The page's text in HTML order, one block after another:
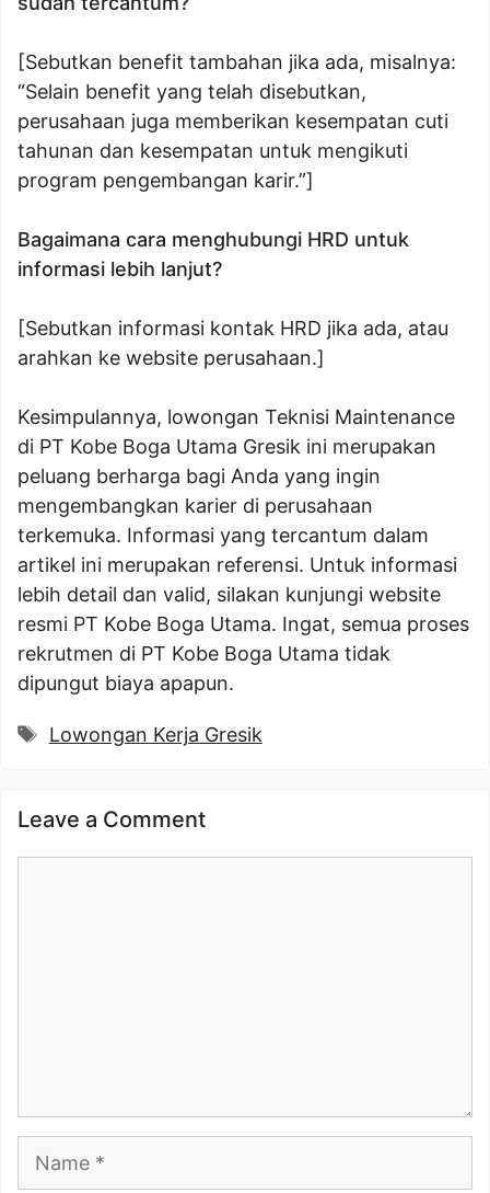
[Sebutkan benefit tambahan jika ada, misalnya:
“Selain benefit yang telah disebutkan,
perusahaan juga memberikan kesempatan cuti
tahunan dan kesempatan untuk mengikuti
program pengembangan karir.”]
Bagaimana cara menghubungi HRD untuk
informasi lebih lanjut?
[Sebutkan informasi kontak HRD jika ada, atau
arahkan ke website perusahaan.]
Kesimpulannya, lowongan Teknisi Maintenance
di PT Kobe Boga Utama Gresik ini merupakan
peluang berharga bagi Anda yang ingin
mengembangkan karier di perusahaan
terkemuka. Informasi yang tercantum dalam
artikel ini merupakan referensi. Untuk informasi
lebih detail dan valid, silakan kunjungi website
resmi PT Kobe Boga Utama. Ingat, semua proses
rekrutmen di PT Kobe Boga Utama tidak
dipungut biaya apapun.
Tags
Lowongan Kerja Gresik
Leave a Comment